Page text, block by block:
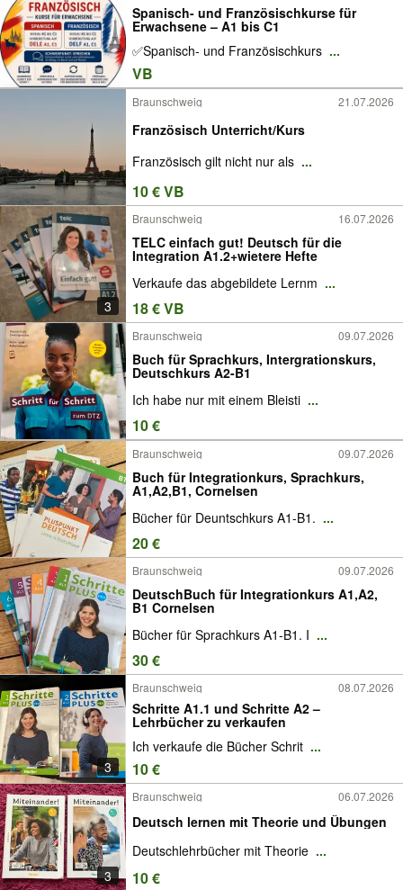
Spanisch- und Französischkurse für
Erwachsene – A1 bis C1
✅Spanisch- und Französischkurs ...
VB
Braunschweig 21.07.2026
Französisch Unterricht/Kurs
Französisch gilt nicht nur als ...
10 € VB
3
Braunschweig 16.07.2026
TELC einfach gut! Deutsch für die
Integration A1.2+wietere Hefte
Verkaufe das abgebildete Lernm ...
18 € VB
Braunschweig 09.07.2026
Buch für Sprachkurs, Intergrationskurs,
Deutschkurs A2-B1
Ich habe nur mit einem Bleisti ...
10 €
Braunschweig 09.07.2026
Buch für Integrationkurs, Sprachkurs,
A1,A2,B1, Cornelsen
Bücher für Deuntschkurs A1-B1. ...
20 €
Braunschweig 09.07.2026
DeutschBuch für Integrationkurs A1,A2,
B1 Cornelsen
Bücher für Sprachkurs A1-B1. I ...
30 €
3
Braunschweig 08.07.2026
Schritte A1.1 und Schritte A2 –
Lehrbücher zu verkaufen
Ich verkaufe die Bücher Schrit ...
10 €
3
Braunschweig 06.07.2026
Deutsch lernen mit Theorie und Übungen
Deutschlehrbücher mit Theorie ...
10 €